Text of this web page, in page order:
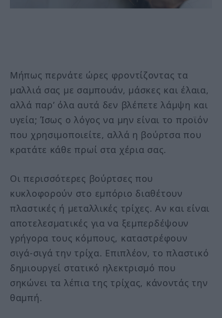
Μήπως περνάτε ώρες φροντίζοντας τα
μαλλιά σας με σαμπουάν, μάσκες και έλαια,
αλλά παρ’ όλα αυτά δεν βλέπετε λάμψη και
υγεία; Ίσως ο λόγος να μην είναι το προϊόν
που χρησιμοποιείτε, αλλά η βούρτσα που
κρατάτε κάθε πρωί στα χέρια σας.
Οι περισσότερες βούρτσες που
κυκλοφορούν στο εμπόριο διαθέτουν
πλαστικές ή μεταλλικές τρίχες. Αν και είναι
αποτελεσματικές για να ξεμπερδέψουν
γρήγορα τους κόμπους, καταστρέφουν
σιγά-σιγά την τρίχα. Επιπλέον, το πλαστικό
δημιουργεί στατικό ηλεκτρισμό που
σηκώνει τα λέπια της τρίχας, κάνοντάς την
θαμπή.